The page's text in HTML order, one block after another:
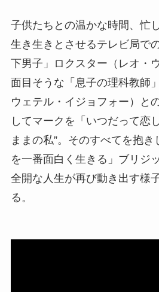
子供たちとの温かな時間、忙
生き生きとさせるテレビ局で
下男子」ロクスター（レオ・
面目そうな「息子の理科教師
ウェテル・イジョフォー）と
してマークを「いつだって恋
ままの私”。そのすべてを抱
を一番面白く生きる」ブリジ
全開な人生が再び動き出す様
る。